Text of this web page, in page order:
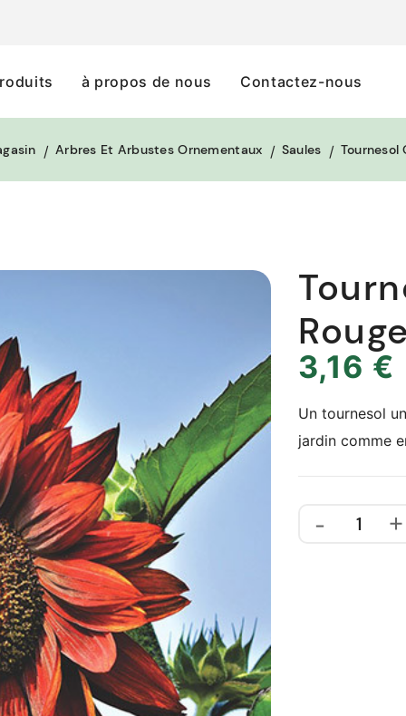
à propos de nous Contactez-nous
Arbres Et Arbustes Ornementaux Saules Tournesol
3,16 €
Un tournesol
jardin comme